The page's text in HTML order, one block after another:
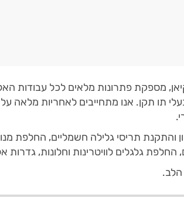
מספקת פתרונות מלאים לכל עבודות
תו תקן. אנו מתחייבים לאחריות מלאה
תריסי גלילה חשמליים, החלפת
גלגלים לוויטרינות וחלונות, גדרות
הלב.